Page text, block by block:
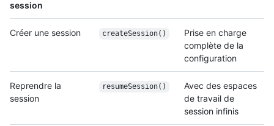
session
Créer une session createSession()
Prise en charge
complète de la
configuration
Reprendre la
session
resumeSession()
Avec des espaces
de travail de
session infinis